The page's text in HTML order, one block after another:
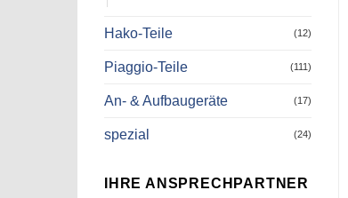
Hako-Teile (12)
Piaggio-Teile (111)
An- & Aufbaugeräte (17)
spezial (24)
IHRE ANSPRECHPARTNER